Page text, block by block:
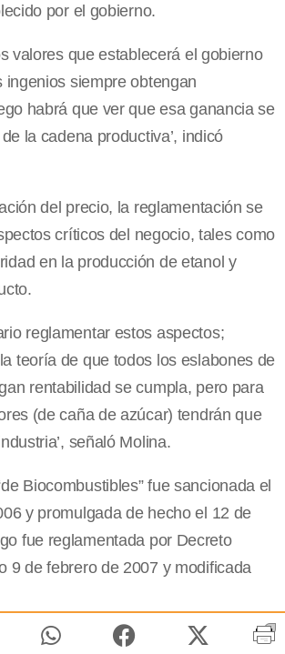
por el gobierno.
valores que establecerá el gobierno
ingenios siempre obtengan
habrá que ver que esa ganancia se
la cadena productiva’, indicó
del precio, la reglamentación se
críticos del negocio, tales como
en la producción de etanol y
reglamentar estos aspectos;
teoría de que todos los eslabones de
rentabilidad se cumpla, pero para
(de caña de azúcar) tendrán que
señaló Molina.
Biocombustibles” fue sancionada el
y promulgada de hecho el 12 de
fue reglamentada por Decreto
9 de febrero de 2007 y modificada